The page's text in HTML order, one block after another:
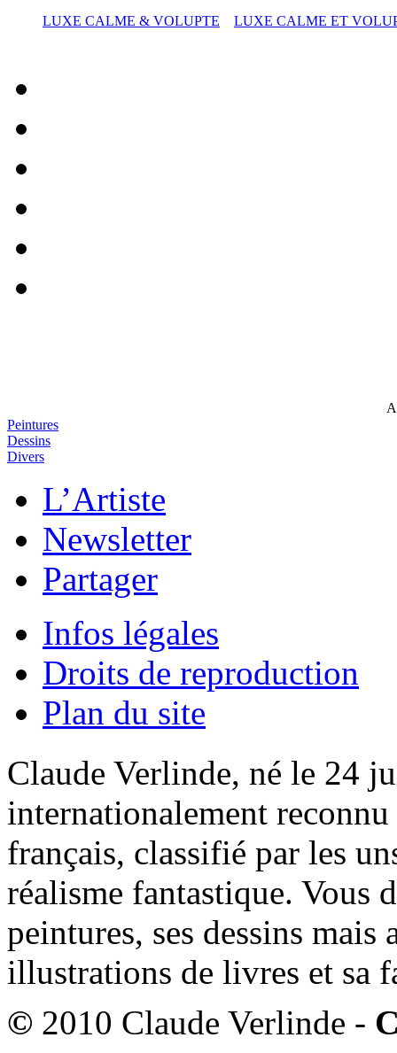
LUXE CALME & VOLUPTE LUXE CALME ET
Peintures
Dessins
Divers
L’Artiste
Newsletter
Partager
Infos légales
Droits de reproduction
Plan du site
Claude Verlinde, né le 24
internationalement
français, classifié par les
réalisme fantastique. Vous
peintures, ses dessins mais
illustrations de livres et sa
© 2010 Claude Verlinde -